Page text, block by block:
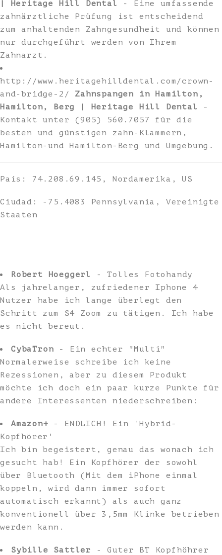
| Heritage Hill Dental - Eine umfassende
zahnärztliche Prüfung ist entscheidend
zum anhaltenden Zahngesundheit und können
nur durchgeführt werden von Ihrem
Zahnarzt.
http://www.heritagehilldental.com/crown-
and-bridge-2/ Zahnspangen in Hamilton,
Hamilton, Berg | Heritage Hill Dental -
Kontakt unter (905) 560.7057 für die
besten und günstigen zahn-Klammern,
Hamilton-und Hamilton-Berg und Umgebung.
País: 74.208.69.145, Nordamerika, US
Ciudad: -75.4083 Pennsylvania, Vereinigte
Staaten
Robert Hoeggerl
- Tolles Fotohandy
Als jahrelanger, zufriedener Iphone 4
Nutzer habe ich lange überlegt den
Schritt zum S4 Zoom zu tätigen. Ich habe
es nicht bereut.
CybaTron - Ein echter "Multi"
Normalerweise schreibe ich keine
Rezessionen, aber zu diesem Produkt
möchte ich doch ein paar kurze Punkte für
andere Interessenten niederschreiben:
Amazon+ - ENDLICH! Ein 'Hybrid-
Kopfhörer'
Ich bin begeistert, genau das wonach ich
gesucht hab! Ein Kopfhörer der sowohl
über Bluetooth (Mit dem iPhone einmal
koppeln, wird dann immer sofort
automatisch erkannt) als auch ganz
konventionell über 3,5mm Klinke betrieben
werden kann.
Sybille Sattler
- Guter BT Kopfhöhrer